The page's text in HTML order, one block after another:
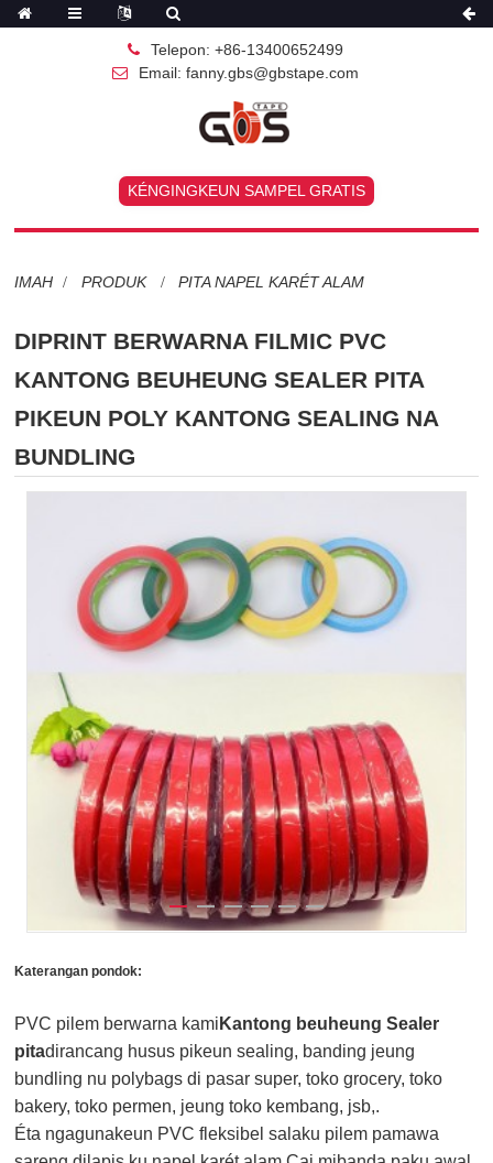
Telepon: +86-13400652499
Email: fanny.gbs@gbstape.com
KÉNGINGKEUN SAMPEL GRATIS
IMAH PRODUK PITA NAPEL KARÉT ALAM
DIPRINT BERWARNA FILMIC PVC
KANTONG BEUHEUNG SEALER PITA
PIKEUN POLY KANTONG SEALING NA
BUNDLING
Katerangan pondok:
PVC pilem berwarna kami Kantong beuheung Sealer
pitadirancang husus pikeun sealing, banding jeung
bundling nu polybags di pasar super, toko grocery, toko
bakery, toko permen, jeung toko kembang, jsb,.
Éta ngagunakeun PVC fleksibel salaku pilem pamawa